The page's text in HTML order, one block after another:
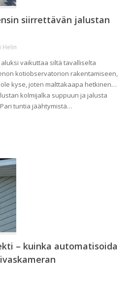
siirrettävän jalustan
Helin
vaikuttaa siltä tavalliselta
kotiobservatorion rakentamiseen,
kyse, joten malttakaapa hetkinen…
kolmijalka suppuun ja jalusta
tuntia jäähtymistä…
– kuinka automatisoida